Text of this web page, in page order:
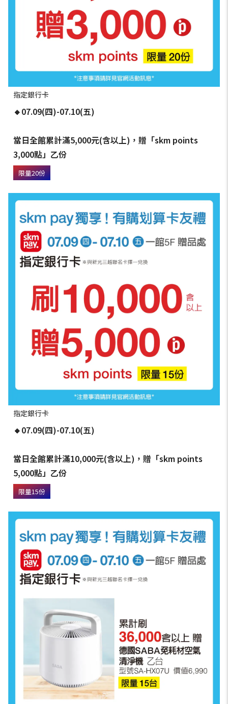
指定銀行卡
🔸07.09(四)-07.10(五)
當日全館累計滿5,000元(含以上)，贈「skm points
3,000點」乙份
限量20份
指定銀行卡
🔸07.09(四)-07.10(五)
當日全館累計滿10,000元(含以上)，贈「skm points
5,000點」乙份
限量15份